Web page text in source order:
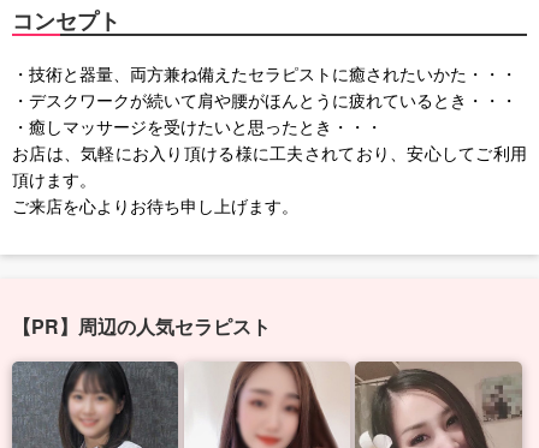
コンセプト
・技術と器量、両方兼ね備えたセラピストに癒されたいかた・・・
・デスクワークが続いて肩や腰がほんとうに疲れているとき・・・
・癒しマッサージを受けたいと思ったとき・・・
お店は、気軽にお入り頂ける様に工夫されており、安心してご利用
頂けます。
ご来店を心よりお待ち申し上げます。
【PR】周辺の人気セラピスト